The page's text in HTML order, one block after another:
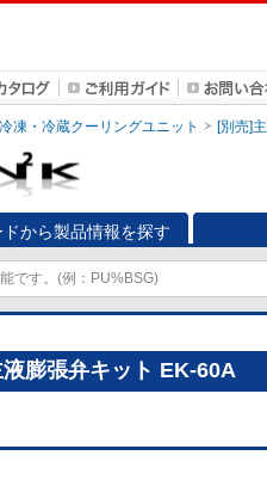
冷凍・冷蔵クーリングユニット [別売]
から製品情報を探す
膨張弁キット EK-60A